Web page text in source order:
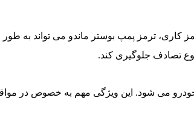
ترمز پمپ بوستر ماندو می تواند به
تصادف جلوگیری کند.
می شود. این ویژگی مهم به خصوص در